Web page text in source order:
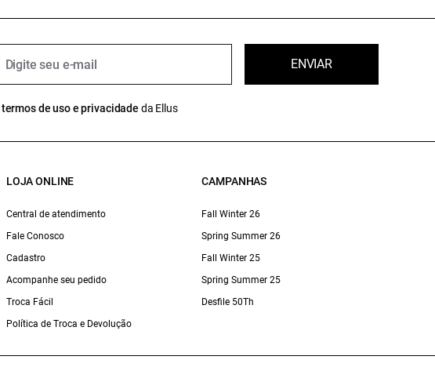
ENVIAR
termos de uso e privacidade da Ellus
LOJA ONLINE
Central de atendimento
Fale Conosco
Cadastro
Acompanhe seu pedido
Troca Fácil
Política de Troca e Devolução
CAMPANHAS
Fall Winter 26
Spring Summer 26
Fall Winter 25
Spring Summer 25
Desfile 50Th